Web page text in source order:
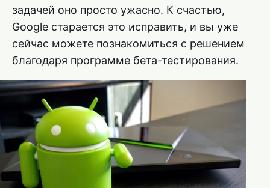
задачей оно просто ужасно. К счастью,
Google старается это исправить, и вы уже
сейчас можете познакомиться с решением
благодаря программе бета-тестирования.